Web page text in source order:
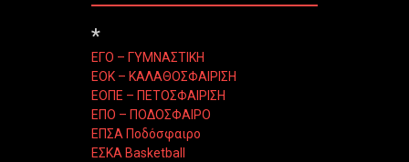
*
ΕΓΟ – ΓΥΜΝΑΣΤΙΚΗ
ΕΟΚ – ΚΑΛΑΘΟΣΦΑΙΡΙΣΗ
ΕΟΠΕ – ΠΕΤΟΣΦΑΙΡΙΣΗ
ΕΠΟ – ΠΟΔΟΣΦΑΙΡΟ
ΕΠΣΑ Ποδόσφαιρο
ΕΣΚΑ Basketball